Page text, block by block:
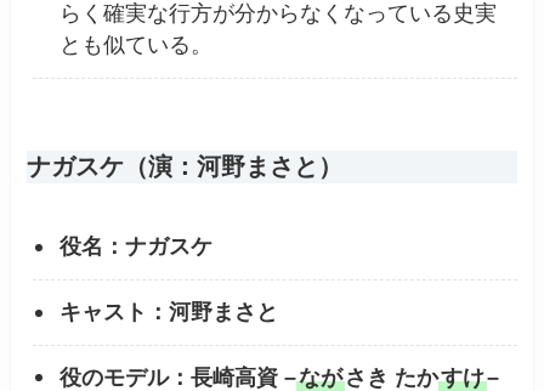
らく確実な行方が分からなくなっている史実
とも似ている。
ナガスケ（演：河野まさと）
役名：ナガスケ
キャスト：河野まさと
役のモデル：長崎高資 –ながさき たかすけ–